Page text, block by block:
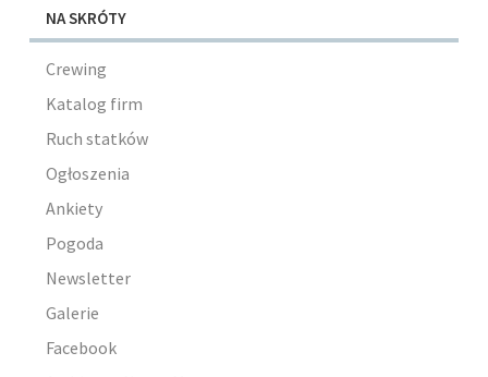
NA SKRÓTY
Crewing
Katalog firm
Ruch statków
Ogłoszenia
Ankiety
Pogoda
Newsletter
Galerie
Facebook